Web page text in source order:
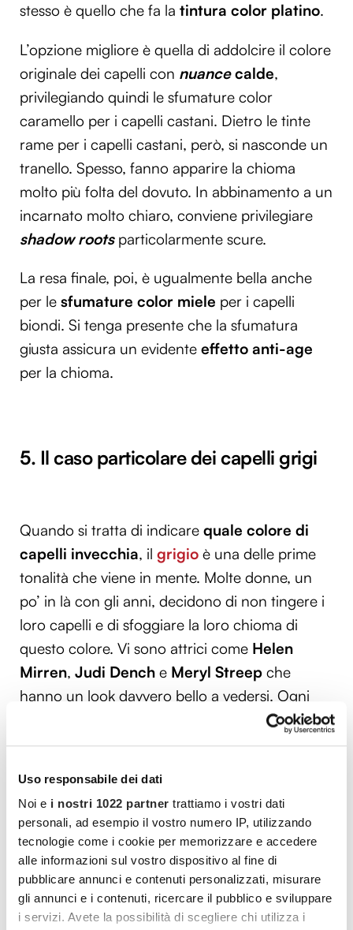
Uso responsabile dei dati
Noi e i nostri 1022 partner trattiamo i vostri dati
personali, ad esempio il vostro numero IP, utilizzando
tecnologie come i cookie per memorizzare e accedere
alle informazioni sul vostro dispositivo al fine di
pubblicare annunci e contenuti personalizzati, misurare
gli annunci e i contenuti, ricercare il pubblico e sviluppare
i servizi. Avete la possibilità di scegliere chi utilizza i
stesso è quello che fa la tintura color platino.
L’opzione migliore è quella di addolcire il colore
originale dei capelli con nuancecalde,
privilegiando quindi le sfumature color
caramello per i capelli castani. Dietro le tinte
rame per i capelli castani, però, si nasconde un
tranello. Spesso, fanno apparire la chioma
molto più folta del dovuto. In abbinamento a un
incarnato molto chiaro, conviene privilegiare
shadow rootsparticolarmente scure.
La resa finale, poi, è ugualmente bella anche
per le sfumature color miele per i capelli
biondi. Si tenga presente che la sfumatura
giusta assicura un evidente effetto anti-age
per la chioma.
5. Il caso particolare dei capelli grigi
Quando si tratta di indicare quale colore di
capelli invecchia, il grigio è una delle prime
tonalità che viene in mente. Molte donne, un
po’ in là con gli anni, decidono di non tingere i
loro capelli e di sfoggiare la loro chioma di
questo colore. Vi sono attrici come Helen
Mirren, Judi Dench e Meryl Streep che
hanno un look davvero bello a vedersi. Ogni
acconciatura scelta, mette in risalto la loro
bellezza, al punto che sembrano non
eccezioni, merito di uno splendido lavoro
portato a termine da abili coloristi, e non la
regola. Il bianco canuto, infatti, è il colore per
antonomasia tra quelli che indicano
l’invecchiamento dei capelli.